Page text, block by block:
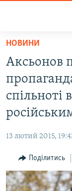
Перейти
основного
матеріалу
Перейти
до
основної
Перейти
пошуку
ВІДЕО ТА ФОТО
ПОЛІТИКА
ІНТЕРВ'Ю
ВСЕ ЗА ДЕНЬ
НОВИНИ
Аксьонов
13 лютий 2015,
Поділитись